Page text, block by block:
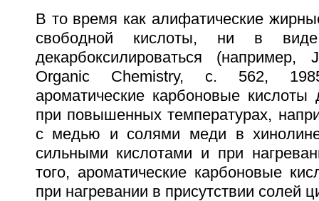
В то время как алифатические
свободной кислоты, ни в
декарбоксилироваться
Organic Chemistry, с. 562,
ароматические карбоновые кислоты
при повышенных температурах,
с медью и солями меди в
сильными кислотами и при
того, ароматические карбоновые
при нагревании в присутствии солей